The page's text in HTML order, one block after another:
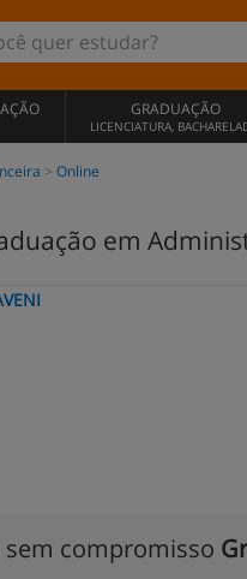
GRADUAÇÃO
LICENCIATURA,
Online
em
compromisso